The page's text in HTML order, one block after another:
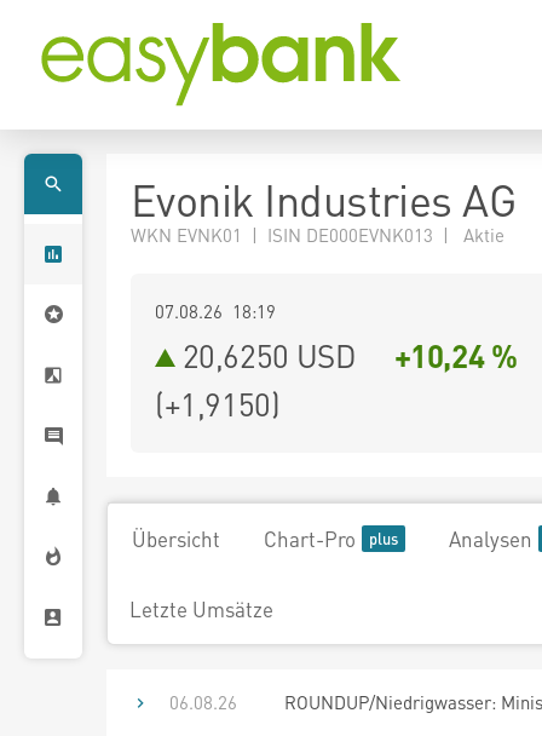
Evonik Industries AG
WKN EVNK01 | ISIN DE000EVNK013 | Aktie
07.08.26 18:19
20,6250 USD
+10,24 %
(+1,9150)
Übersicht Chart-Pro Analysen
Letzte Umsätze
06.08.26
ROUNDUP/Niedrigwasser: